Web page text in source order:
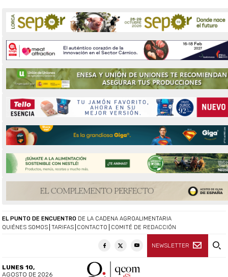
QUIÉNES SOMOS TARIFAS CONTACTO COMITÉ DE REDACCIÓN
NEWSLETTER
EL PUNTO DE ENCUENTRO DE LA CADENA AGROALIMENTARIA
LUNES 10,
AGOSTO DE 2026